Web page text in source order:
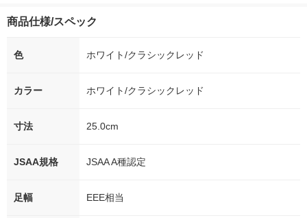
商品仕様/スペック
色 ホワイト/クラシックレッド
カラー ホワイト/クラシックレッド
寸法 25.0cm
JSAA規格 JSAA A種認定
足幅 EEE相当